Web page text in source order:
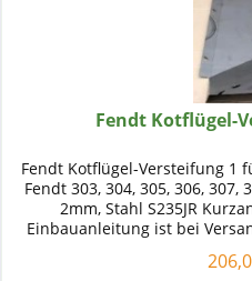
Fendt Kotflügel-
Fendt Kotflügel-Versteifung 1
Fendt 303, 304, 305, 306, 307,
2mm, Stahl S235JR
Einbauanleitung ist bei